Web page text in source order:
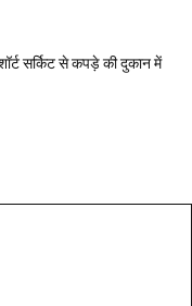
सर्किट से कपड़े की दुकान में